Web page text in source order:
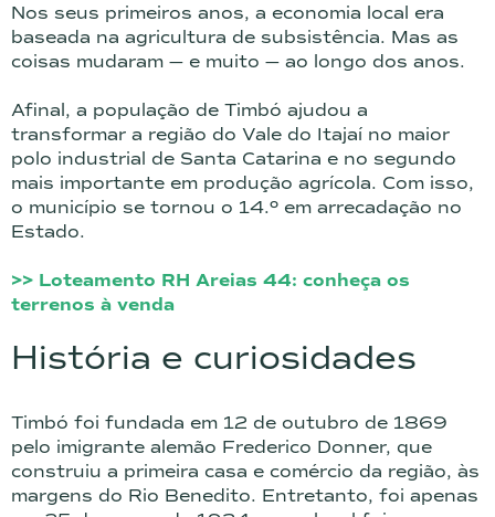
Nos seus primeiros anos, a economia local era
baseada na agricultura de subsistência. Mas as
coisas mudaram — e muito — ao longo dos anos.
Afinal, a população de Timbó ajudou a
transformar a região do Vale do Itajaí no maior
polo industrial de Santa Catarina e no segundo
mais importante em produção agrícola. Com isso,
o município se tornou o 14.º em arrecadação no
Estado.
>> Loteamento RH Areias 44: conheça os
terrenos à venda
História e curiosidades
Timbó foi fundada em 12 de outubro de 1869
pelo imigrante alemão Frederico Donner, que
construiu a primeira casa e comércio da região, às
margens do Rio Benedito. Entretanto, foi apenas